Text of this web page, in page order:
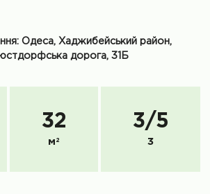
Одеса, Хаджибейський район,
дорога, 31Б
32
м 2
3/5
3